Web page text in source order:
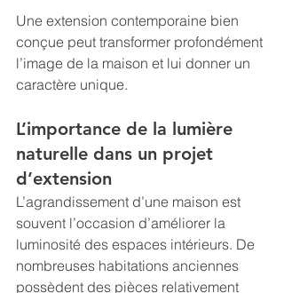
Une extension contemporaine bien
conçue peut transformer profondément
l’image de la maison et lui donner un
caractère unique.
L’importance de la lumière
naturelle dans un projet
d’extension
L’agrandissement d’une maison est
souvent l’occasion d’améliorer la
luminosité des espaces intérieurs. De
nombreuses habitations anciennes
possèdent des pièces relativement